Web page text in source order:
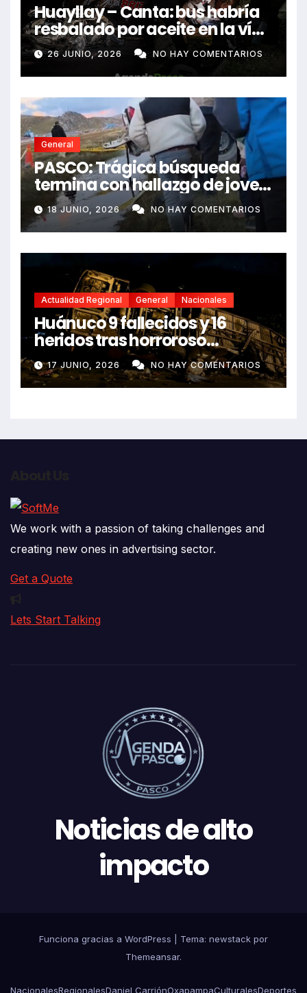
Huayllay – Canta: bus habría
resbalado por aceite en la vía
e impactó auto siniestrado
dejando dos fallecidos
26 JUNIO, 2026 NO HAY COMENTARIOS
General
PASCO: Trágica búsqueda
termina con hallazgo de joven
sin vida en Rancas
18 JUNIO, 2026 NO HAY COMENTARIOS
Actualidad Regional General Nacionales
Huánuco 9 fallecidos y 16
heridos tras horroroso
despiste de bus Real Chancas
que impactó contra vivienda
17 JUNIO, 2026 NO HAY COMENTARIOS
We work with a passion of taking challenges and
creating new ones in advertising sector.
Get a Quote
Lets Start Talking
Noticias de alto
impacto
Funciona gracias a WordPress
Tema: newstack por
Themeansar.
NacionalesRegionalesDaniel CarriónOxapampaCulturalesDeportes